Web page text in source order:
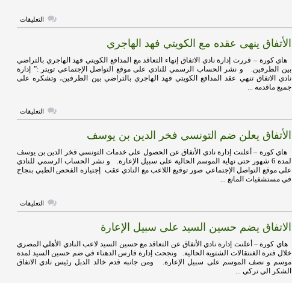
التعليقاتعلى
استقالة
بنادي
النصر
مغلقة
الأتفاق ينهى عقده مع الكويتي فهد الهاجري
هاي كورة – قررت إدارة نادي الاتفاق إنهاء التعاقد مع المدافع الكويتي فهد الهاجري بالتراضي
بين الطرفين. و نشر الحساب الرسمي للنادي على موقع التواصل الإجتماعي تويتر :” إدارة
نادي الاتفاق تنهي عقد المدافع الكويتي فهد الهاجري بالتراضي بين الطرفين، وتشكره على
جميع ماقدمه ...
التعليقاتعلى
الأتفاق
فهد
الهاجري
مغلقة
الأتفاق يعلن ضم التونسي فخر الدين بن يوسف
هاي كورة – أعلنت إدارة نادي الأتفاق عن الحصول على خدمات التونسي فخر الدين بن يوسف
لمدة 6 شهور حتى نهاية الموسم الحالية على سبيل الإعارة. و نشر الحساب الرسمي للنادي
على موقع التواصل الإجتماعي صور توقيع اللاعب مع النادي عقب إجتيازه الفحص الطبي بنجاح
في مستشفيات المانع ...
التعليقاتعلى
الأتفاق
الدين
بن
يوسف
الاتفاق يضم حسين السيد على سبيل الإعارة
هاي كورة – أعلنت إدارة نادي الأتفاق عن التعاقد مع حسين السيد لاعب النادي الأهلي المصري
خلال فترة الغنتقالات الشتوية الحالية. ونجحت إدارة فارس الدهناء في ضم حسين السيد لمدة
موسم و نصف الموسم على سبيل الإعارة. ومن جانبه قدم خالد الدبل رئيس نادي الاتفاق
الشكر الي تركي ...